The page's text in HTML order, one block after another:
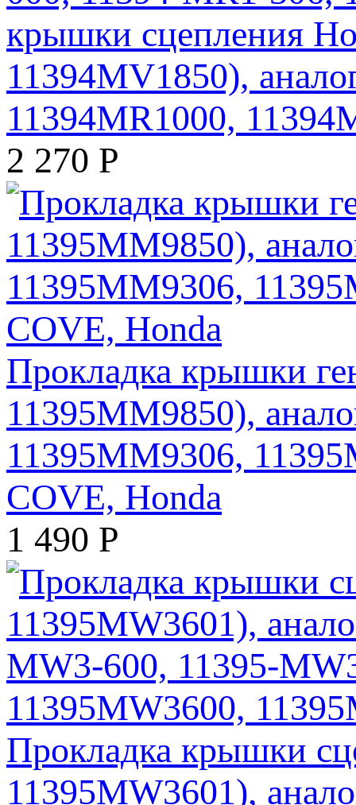
крышки сцепления
11394MV1850),
11394MR1000,
2 270 Р
Прокладка крышки
11395MM9850),
11395MM9306,
COVE, Honda
1 490 Р
Прокладка крышки
11395MW3601),